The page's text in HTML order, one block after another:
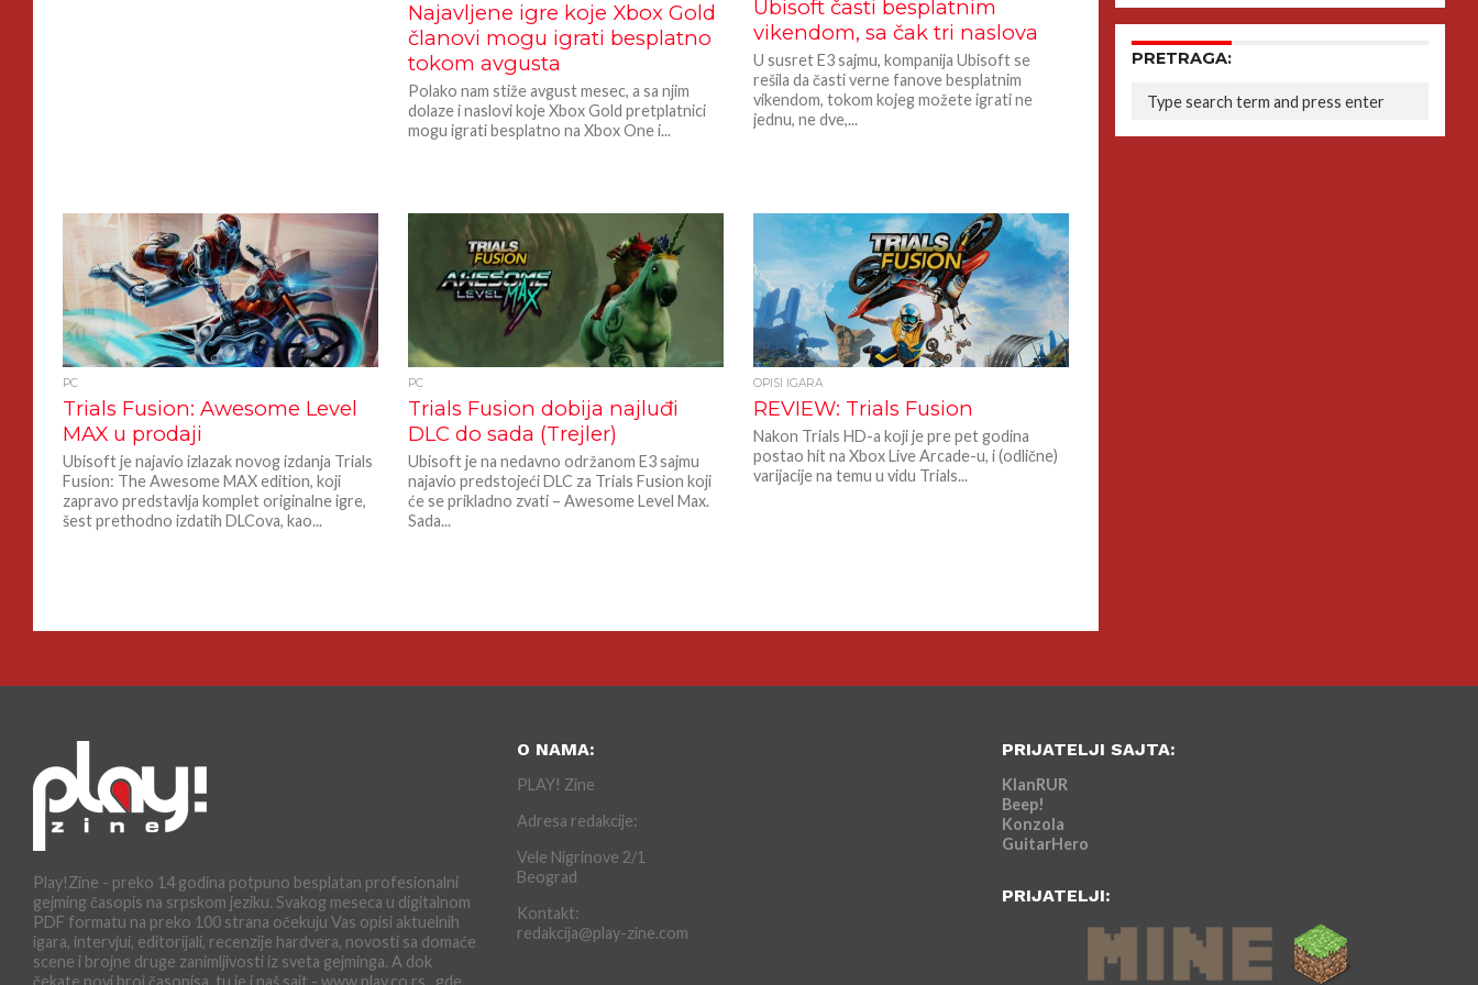
Najavljene igre koje Xbox Gold
članovi mogu igrati besplatno
tokom avgusta
Polako nam stiže avgust mesec, a sa njim
dolaze i naslovi koje Xbox Gold pretplatnici
mogu igrati besplatno na Xbox One i...
Ubisoft časti besplatnim
vikendom, sa čak tri naslova
U susret E3 sajmu, kompanija Ubisoft se
rešila da časti verne fanove besplatnim
vikendom, tokom kojeg možete igrati ne
jednu, ne dve,...
PC
Trials Fusion: Awesome Level
MAX u prodaji
Ubisoft je najavio izlazak novog izdanja Trials
Fusion: The Awesome MAX edition, koji
zapravo predstavlja komplet originalne igre,
šest prethodno izdatih DLCova, kao...
PC
Trials Fusion dobija najluđi
DLC do sada (Trejler)
Ubisoft je na nedavno održanom E3 sajmu
najavio predstojeći DLC za Trials Fusion koji
će se prikladno zvati – Awesome Level Max.
Sada...
OPISI IGARA
REVIEW: Trials Fusion
Nakon Trials HD-a koji je pre pet godina
postao hit na Xbox Live Arcade-u, i (odlične)
varijacije na temu u vidu Trials...
PRETRAGA:
Play!Zine - preko 14 godina potpuno besplatan profesionalni
gejming časopis na srpskom jeziku. Svakog meseca u digitalnom
PDF formatu na preko 100 strana očekuju Vas opisi aktuelnih
igara, intervjui, editorijali, recenzije hardvera, novosti sa domaće
scene i brojne druge zanimljivosti iz sveta gejminga. A dok
čekate novi broj časopisa, tu je i naš sajt - www.play.co.rs , gde
O NAMA:
PLAY! Zine
Adresa redakcije:
Vele Nigrinove 2/1
Beograd
Kontakt:
redakcija@play-zine.com
PRIJATELJI SAJTA:
KlanRUR
Beep!
Konzola
GuitarHero
PRIJATELJI: